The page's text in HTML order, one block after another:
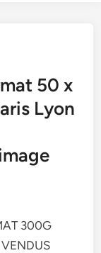
50 x
Lyon
300G